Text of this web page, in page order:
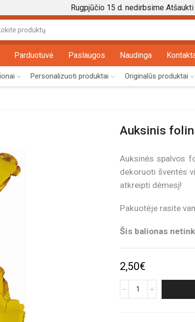
Rugpjūčio 15 d. nedirbsime Atšaukti
input
Parduotuvė Paslaugos Naudinga
Personalizuoti produktai Originalūs produktai
Auksinis
Auksinės spalvos
dekoruoti šventės
atkreipti dėmesį!
Pakuotėje rasite
Šis balionas
2,50€
produkto